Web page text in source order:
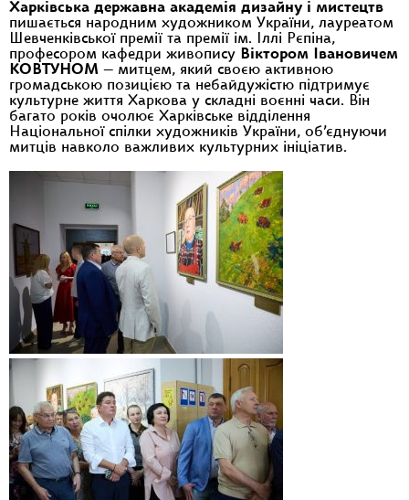
Харківська державна академія дизайну і мистецтв
пишається народним художником України, лауреатом
Шевченківської премії та премії ім. Іллі Рєпіна,
професором кафедри живопису Віктором Івановичем
КОВТУНОМ — митцем, який своєю активною
громадською позицією та небайдужістю підтримує
культурне життя Харкова у складні воєнні часи. Він
багато років очолює Харківське відділення
Національної спілки художників України, об’єднуючи
митців навколо важливих культурних ініціатив.